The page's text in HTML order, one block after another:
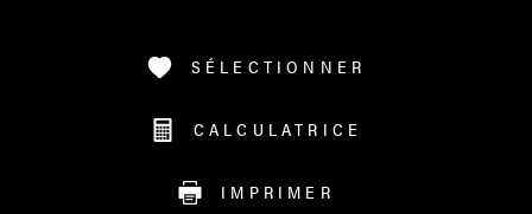
SÉLECTIONNER
CALCULATRICE
IMPRIMER